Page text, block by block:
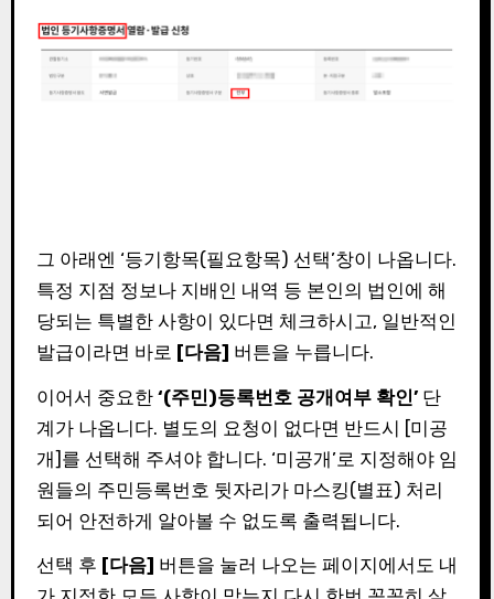
그 아래엔 ‘등기항목(필요항목) 선택’창이 나옵니다.
특정 지점 정보나 지배인 내역 등 본인의 법인에 해
당되는 특별한 사항이 있다면 체크하시고, 일반적인
발급이라면 바로 [다음] 버튼을 누릅니다.
이어서 중요한 ‘(주민)등록번호 공개여부 확인’단
계가 나옵니다. 별도의 요청이 없다면 반드시 [미공
개]를 선택해 주셔야 합니다. ‘미공개’로 지정해야 임
원들의 주민등록번호 뒷자리가 마스킹(별표) 처리
되어 안전하게 알아볼 수 없도록 출력됩니다.
선택 후 [다음] 버튼을 눌러 나오는 페이지에서도 내